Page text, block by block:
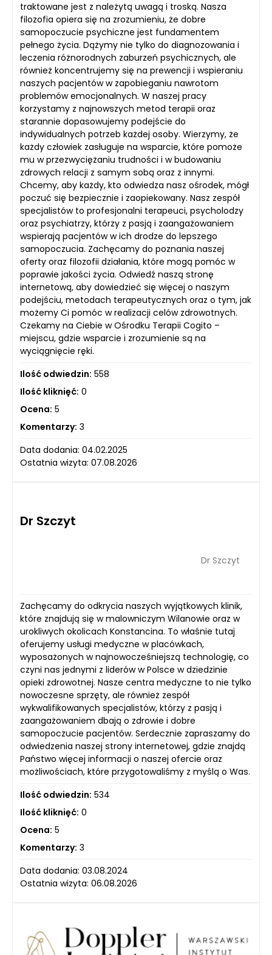
traktowane jest z należytą uwagą i troską. Nasza
filozofia opiera się na zrozumieniu, że dobre
samopoczucie psychiczne jest fundamentem
pełnego życia. Dążymy nie tylko do diagnozowania i
leczenia różnorodnych zaburzeń psychicznych, ale
również koncentrujemy się na prewencji i wspieraniu
naszych pacjentów w zapobieganiu nawrotom
problemów emocjonalnych. W naszej pracy
korzystamy z najnowszych metod terapii oraz
starannie dopasowujemy podejście do
indywidualnych potrzeb każdej osoby. Wierzymy, że
każdy człowiek zasługuje na wsparcie, które pomoże
mu w przezwyciężaniu trudności i w budowaniu
zdrowych relacji z samym sobą oraz z innymi.
Chcemy, aby każdy, kto odwiedza nasz ośrodek, mógł
poczuć się bezpiecznie i zaopiekowany. Nasz zespół
specjalistów to profesjonalni terapeuci, psycholodzy
oraz psychiatrzy, którzy z pasją i zaangażowaniem
wspierają pacjentów w ich drodze do lepszego
samopoczucia. Zachęcamy do poznania naszej
oferty oraz filozofii działania, które mogą pomóc w
poprawie jakości życia. Odwiedź naszą stronę
internetową, aby dowiedzieć się więcej o naszym
podejściu, metodach terapeutycznych oraz o tym, jak
możemy Ci pomóc w realizacji celów zdrowotnych.
Czekamy na Ciebie w Ośrodku Terapii Cogito –
miejscu, gdzie wsparcie i zrozumienie są na
wyciągnięcie ręki.
Ilość odwiedzin: 558
Ilość kliknięć: 0
Ocena: 5
Komentarzy: 3
Data dodania: 04.02.2025
Ostatnia wizyta: 07.08.2026
Dr Szczyt
Dr Szczyt
Zachęcamy do odkrycia naszych wyjątkowych klinik,
które znajdują się w malowniczym Wilanowie oraz w
urokliwych okolicach Konstancina. To właśnie tutaj
oferujemy usługi medyczne w placówkach,
wyposażonych w najnowocześniejszą technologię, co
czyni nas jednymi z liderów w Polsce w dziedzinie
opieki zdrowotnej. Nasze centra medyczne to nie tylko
nowoczesne sprzęty, ale również zespół
wykwalifikowanych specjalistów, którzy z pasją i
zaangażowaniem dbają o zdrowie i dobre
samopoczucie pacjentów. Serdecznie zapraszamy do
odwiedzenia naszej strony internetowej, gdzie znajdą
Państwo więcej informacji o naszej ofercie oraz
możliwościach, które przygotowaliśmy z myślą o Was.
Ilość odwiedzin: 534
Ilość kliknięć: 0
Ocena: 5
Komentarzy: 3
Data dodania: 03.08.2024
Ostatnia wizyta: 06.08.2026